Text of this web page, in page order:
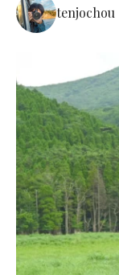
tenjochou